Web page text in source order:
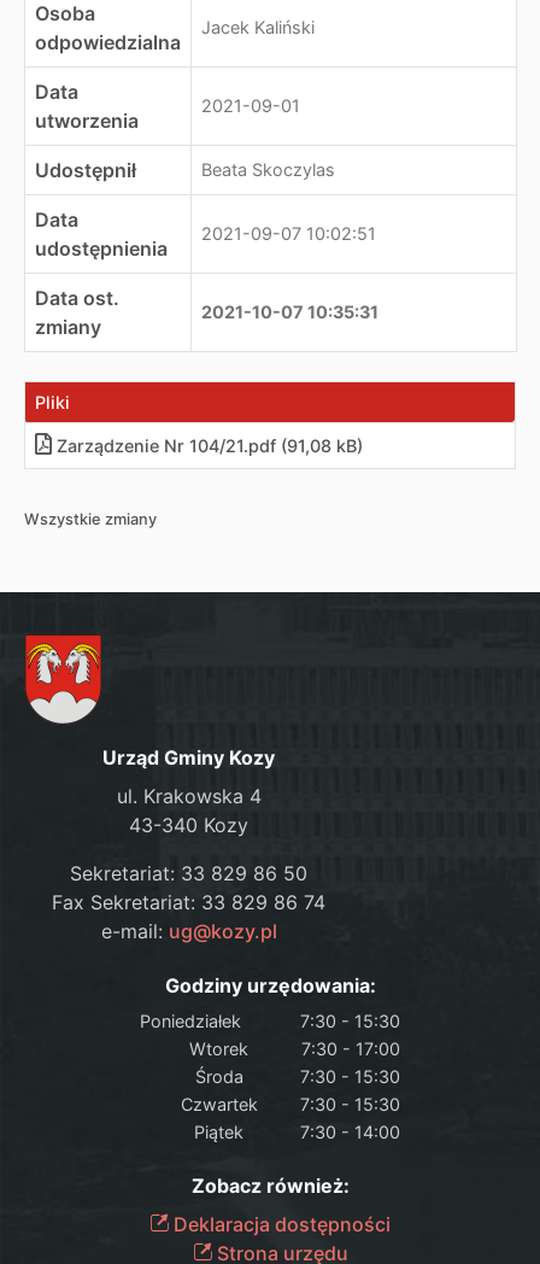
Osoba
odpowiedzialna
Jacek Kaliński
Data
utworzenia
2021-09-01
Udostępnił Beata Skoczylas
Data
udostępnienia
2021-09-07 10:02:51
Data ost.
zmiany
2021-10-07 10:35:31
Pliki
Zarządzenie Nr 104/21.pdf (91,08 kB)
Wszystkie zmiany
Urząd Gminy Kozy
ul. Krakowska 4
43-340 Kozy
Sekretariat: 33 829 86 50
Fax Sekretariat: 33 829 86 74
e-mail: ug@kozy.pl
Godziny urzędowania:
Poniedziałek
7:30 - 15:30
Wtorek
7:30 - 17:00
Środa
7:30 - 15:30
Czwartek
7:30 - 15:30
Piątek
7:30 - 14:00
Zobacz również:
Deklaracja dostępności
Strona urzędu